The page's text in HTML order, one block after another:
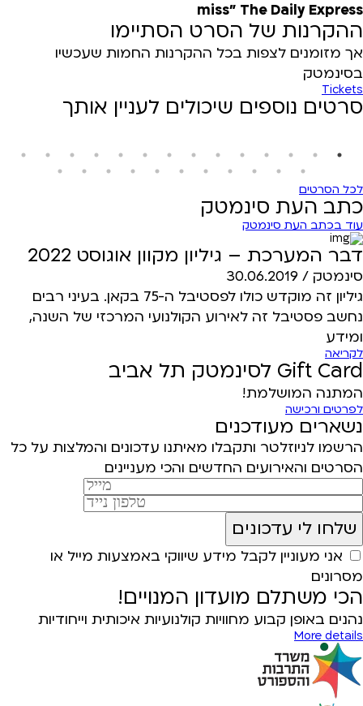
miss" The Daily Express
ההקרנות של הסרט הסתיימו
אך מזומנים לצפות בכל ההקרנות החמות שעכשיו
בסינמטק
Tickets
סרטים נוספים שיכולים לעניין אותך
לכל הסרטים
כתב העת סינמטק
עוד בכתב העת סינמטק
דבר המערכת – גיליון מקוון אוגוסט 2022
סינמטק / 30.06.2019
גיליון זה מוקדש כולו לפסטיבל ה-75 בקאן. בעיני רבים
נחשב פסטיבל זה לאירוע הקולנועי המרכזי של השנה,
ומידע
לקריאה
Gift Card לסינמטק תל אביב
המתנה המושלמת!
לפרטים ורכישה
נשארים מעודכנים
הרשמו לניוזלטר ותקבלו מאיתנו עדכונים והמלצות על כל
הסרטים והאירועים החדשים והכי מעניינים
אני מעוניין לקבל מידע שיווקי באמצעות מייל או
מסרונים
הכי משתלם מועדון המנויים!
נהנים באופן קבוע מחוויות קולנועיות איכותית וייחודיות
More details